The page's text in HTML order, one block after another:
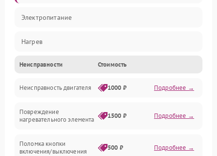
Электропитание
Нагрев
Вентиляция
Механические повреждения
Неисправности Стоимость
Неисправность двигателя 1000 ₽ Подробнее →
Повреждение
нагревательного элемента
1500 ₽ Подробнее →
Поломка кнопки
включения/выключения
500 ₽ Подробнее →